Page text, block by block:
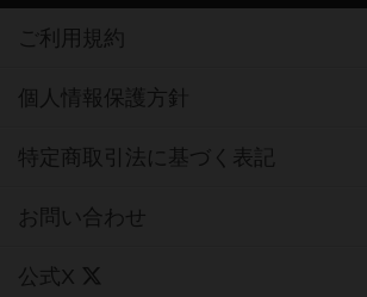
ご利用規約
個人情報保護方針
特定商取引法に基づく表記
お問い合わせ
公式X